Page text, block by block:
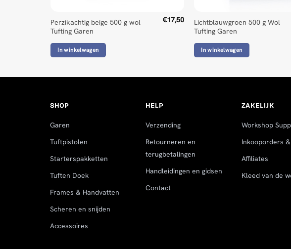
Perzikachtig beige 500 g wol
Tufting Garen
€17,50
In winkelwagen
Lichtblauwgroen 500 g Wol
Tufting Garen
In winkelwagen
SHOP
Garen
Tuftpistolen
Starterspakketten
Tuften Doek
Frames & Handvatten
Scheren en snijden
Accessoires
HELP
Verzending
Retourneren en
terugbetalingen
Handleidingen en gidsen
Contact
ZAKELIJK
Workshop
Inkooporders
Affiliates
Kleed van de